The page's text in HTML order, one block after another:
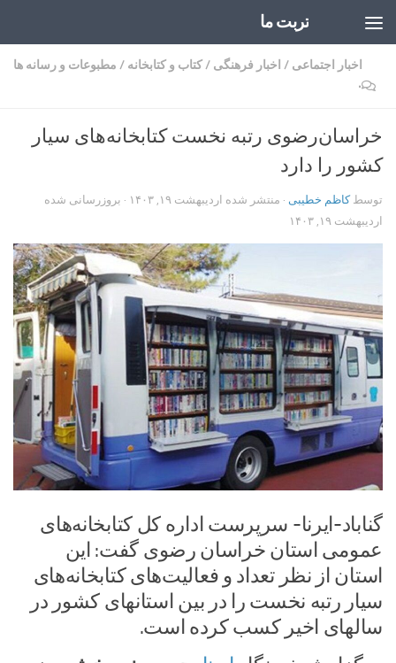
تربت ما
اخبار اجتماعی / اخبار فرهنگی /کتاب و کتابخانه / مطبوعات و رسانه ها
۰
خراسان‌رضوی رتبه نخست کتابخانه‌های سیار
کشور را دارد
توسطکاظم خطیبی · منتشر شده اردیبهشت ۱۹, ۱۴۰۳
· بروزرسانی شده
اردیبهشت ۱۹, ۱۴۰۳
گناباد-ایرنا- سرپرست اداره کل کتابخانه‌های
عمومی استان خراسان رضوی گفت: این
استان از نظر تعداد و فعالیت‌های کتابخانه‌های
سیار رتبه نخست را در بین استانهای کشور در
سالهای اخیر کسب کرده است.